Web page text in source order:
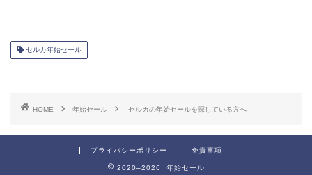
セルカ年始セール
HOME 年始セール セルカの年始セールを探している方へ
プライバシーポリシー 免責事項
2020–2026 年始セール